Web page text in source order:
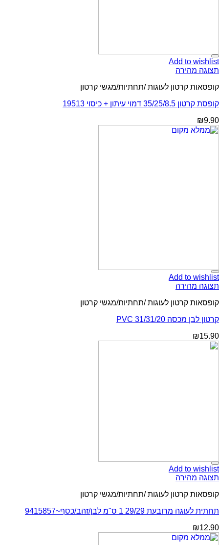
Add to wishlist
תצוגה מהירה
קופסאות קרטון לעוגות /תחתיות/מגשי קרטון
קופסת קרטון 35/25/8.5 דמוי עיתון + כיסוי 19513
₪9.90
Add to wishlist
תצוגה מהירה
קופסאות קרטון לעוגות /תחתיות/מגשי קרטון
קרטון לבן מכסה PVC 31/31/20
₪15.90
Add to wishlist
תצוגה מהירה
קופסאות קרטון לעוגות /תחתיות/מגשי קרטון
תחתית לעוגה מרובעת 29/29 1 ס"מ לבן/זהב/כסף~9415857
₪12.90